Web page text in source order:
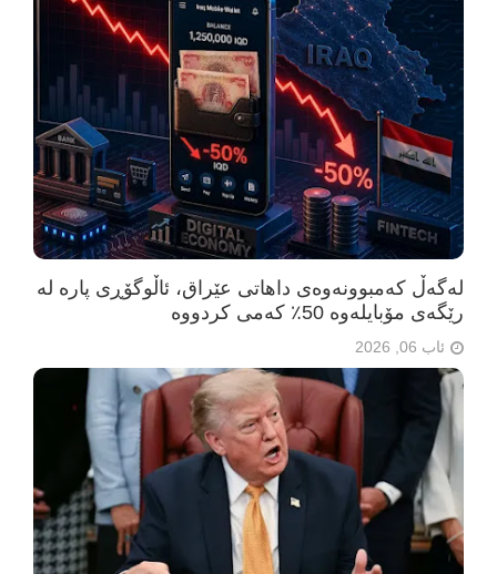
لەگەڵ کەمبوونەوەی داهاتی عێراق، ئاڵوگۆڕی پارە لە
رێگەی مۆبایلەوە 50٪ کەمی کردووە
ئاب 06, 2026